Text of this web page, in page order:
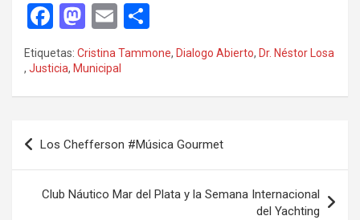
F
a
ce
b
o
k
M
a
st
o
o
n
E
m
ail m
p
tir
Etiquetas: Cristina Tammone, Dialogo Abierto, Dr. Néstor Losa
, Justicia, Municipal
Navegación
de
entradas
Los Chefferson #Música Gourmet
Club Náutico Mar del Plata y la Semana Internacional
del Yachting